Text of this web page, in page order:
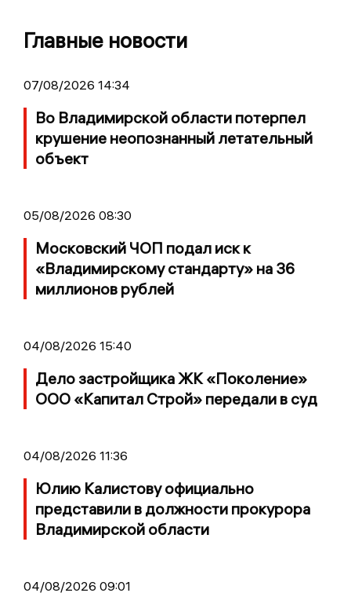
Главные новости
07/08/2026 14:34
Во Владимирской области потерпел
крушение неопознанный летательный
объект
05/08/2026 08:30
Московский ЧОП подал иск к
«Владимирскому стандарту» на 36
миллионов рублей
04/08/2026 15:40
Дело застройщика ЖК «Поколение»
ООО «Капитал Строй» передали в суд
04/08/2026 11:36
Юлию Калистову официально
представили в должности прокурора
Владимирской области
04/08/2026 09:01